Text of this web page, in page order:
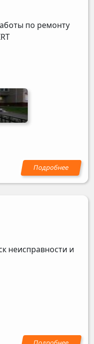
по ремонту
неисправности и